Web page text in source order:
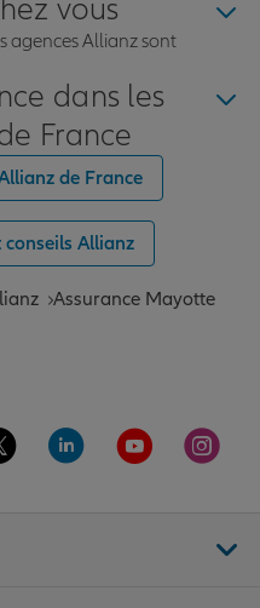
vous
agences Allianz sont
dans les
France
de France
conseils Allianz
Assurance Mayotte
page Facebook de Allianz
Aller sur la page Twitter de
Aller sur la page
Aller sur la
Aller